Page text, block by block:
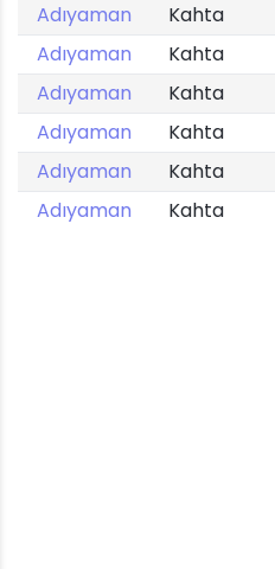
Adıyaman
Kahta
Adıyaman
Kahta
Adıyaman
Kahta
Adıyaman
Kahta
Adıyaman
Kahta
Adıyaman
Kahta